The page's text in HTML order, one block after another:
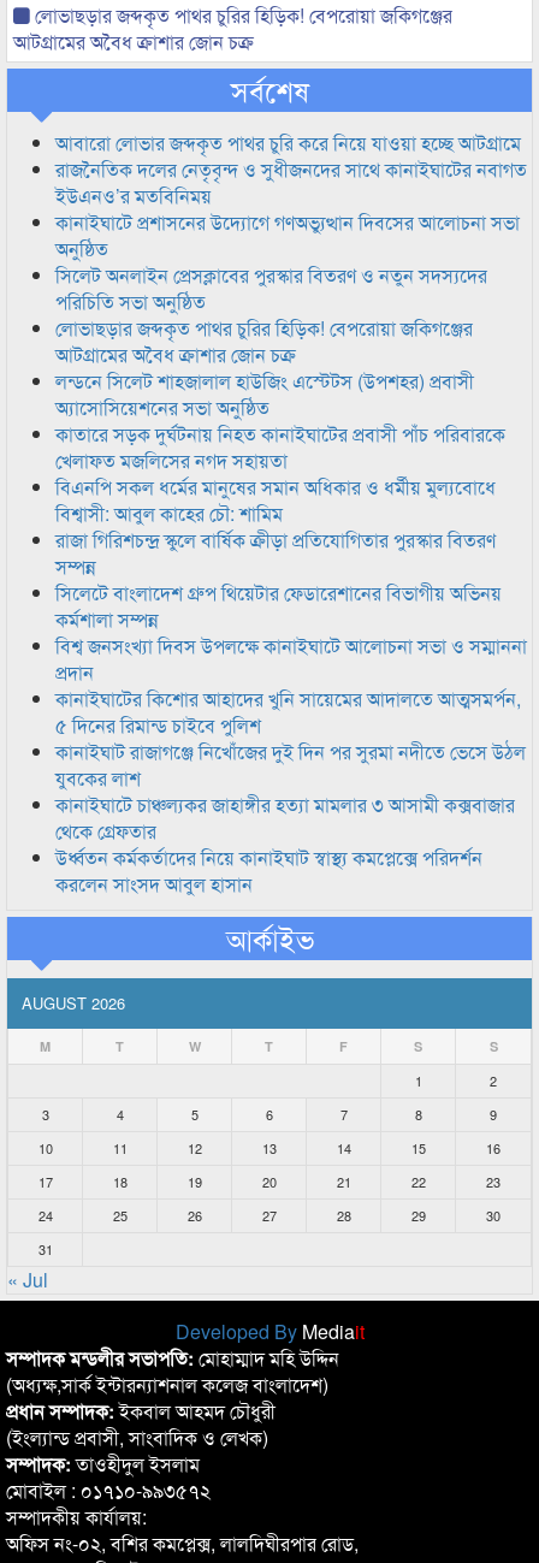
লোভাছড়ার জব্দকৃত পাথর চুরির হিড়িক! বেপরোয়া জকিগঞ্জের
আটগ্রামের অবৈধ ক্রাশার জোন চক্র
সর্বশেষ
আবারো লোভার জব্দকৃত পাথর চুরি করে নিয়ে যাওয়া হচ্ছে আটগ্রামে
রাজনৈতিক দলের নেতৃবৃন্দ ও সুধীজনদের সাথে কানাইঘাটের নবাগত
ইউএনও’র মতবিনিময়
কানাইঘাটে প্রশাসনের উদ্যোগে গণঅভ্যুত্থান দিবসের আলোচনা সভা
অনুষ্ঠিত
সিলেট অনলাইন প্রেসক্লাবের পুরস্কার বিতরণ ও নতুন সদস্যদের
পরিচিতি সভা অনুষ্ঠিত
লোভাছড়ার জব্দকৃত পাথর চুরির হিড়িক! বেপরোয়া জকিগঞ্জের
আটগ্রামের অবৈধ ক্রাশার জোন চক্র
লন্ডনে সিলেট শাহজালাল হাউজিং এস্টেটস (উপশহর) প্রবাসী
অ্যাসোসিয়েশনের সভা অনুষ্ঠিত
কাতারে সড়ক দুর্ঘটনায় নিহত কানাইঘাটের প্রবাসী পাঁচ পরিবারকে
খেলাফত মজলিসের নগদ সহায়তা
বিএনপি সকল ধর্মের মানুষের সমান অধিকার ও ধর্মীয় মুল্যবোধে
বিশ্বাসী: আবুল কাহের চৌ: শামিম
রাজা গিরিশচন্দ্র স্কুলে বার্ষিক ক্রীড়া প্রতিযোগিতার পুরস্কার বিতরণ
সম্পন্ন
সিলেটে বাংলাদেশ গ্রুপ থিয়েটার ফেডারেশানের বিভাগীয় অভিনয়
কর্মশালা সম্পন্ন
বিশ্ব জনসংখ্যা দিবস উপলক্ষে কানাইঘাটে আলোচনা সভা ও সম্মাননা
প্রদান
কানাইঘাটের কিশোর আহাদের খুনি সায়েমের আদালতে আত্মসমর্পন,
৫ দিনের রিমান্ড চাইবে পুলিশ
কানাইঘাট রাজাগঞ্জে নিখোঁজের দুই দিন পর সুরমা নদীতে ভেসে উঠল
যুবকের লাশ
কানাইঘাটে চাঞ্চল্যকর জাহাঙ্গীর হত্যা মামলার ৩ আসামী কক্সবাজার
থেকে গ্রেফতার
উর্ধ্বতন কর্মকর্তাদের নিয়ে কানাইঘাট স্বাস্থ্য কমপ্লেক্সে পরিদর্শন
করলেন সাংসদ আবুল হাসান
আর্কাইভ
AUGUST 2026
M T W T F S S
1
2
3
4 5 6 7 8
9
10
11 12 13 14 15
16
17
18 19 20 21 22
23
24
25 26 27 28 29
30
31
« Jul
Developed By Mediait
সম্পাদক মন্ডলীর সভাপতি: মোহাম্মাদ মহি উদ্দিন
(অধ্যক্ষ,সার্ক ইন্টারন্যাশনাল কলেজ বাংলাদেশ)
প্রধান সম্পাদক:ইকবাল আহমদ চৌধুরী
(ইংল্যান্ড প্রবাসী, সাংবাদিক ও লেখক)
সম্পাদক:তাওহীদুল ইসলাম
মোবাইল : ০১৭১০-৯৯৩৫৭২
সম্পাদকীয় কার্যালয়:
অফিস নং-০২, বশির কমপ্লেক্স, লালদিঘীরপার রোড,